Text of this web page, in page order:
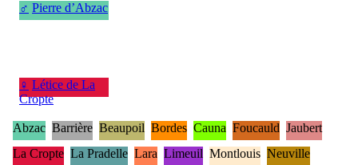
♂ Pierre d’Abzac
♀ Létice de La
Cropte
Abzac Barrière Beaupoil Bordes Cauna Foucauld Jaubert
La Cropte La Pradelle Lara Limeuil Montlouis Neuville